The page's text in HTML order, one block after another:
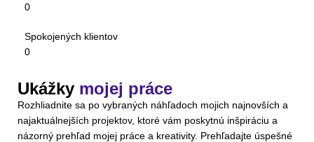
0
Spokojených klientov
0
Ukážky mojej práce
Rozhliadnite sa po vybraných náhľadoch mojich najnovších a
najaktuálnejších projektov, ktoré vám poskytnú inšpiráciu a
názorný prehľad mojej práce a kreativity. Prehľadajte úspešné